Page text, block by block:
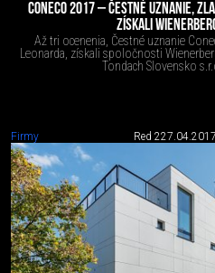
CONECO 2017 – ČESTNÉ UZNANIE,
ZÍSKALI
Až tri ocenenia, Čestné uznanie
Leonarda, získali spoločnosti
Tondach Slovensko
Firmy Red 227.04.2017